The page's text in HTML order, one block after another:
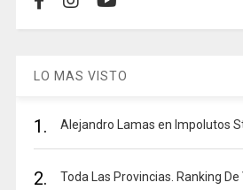
LO MAS VISTO
1. Alejandro Lamas en Impolutos
2. Toda Las Provincias. Ranking